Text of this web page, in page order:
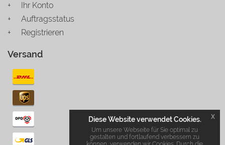
Ihr Konto
Auftragsstatus
Registrieren
Versand
Diese Website verwendet Cookies.
Um unsere Webseite für Sie optimal zu
gestalten und fortlaufend verbessern zu
x